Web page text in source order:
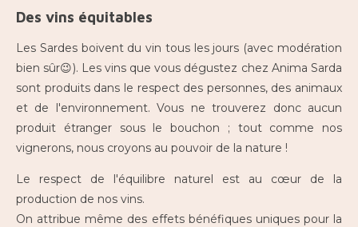
Des vins équitables
Les Sardes boivent du vin tous les jours (avec modération
bien sûr😉). Les vins que vous dégustez chez Anima Sarda
sont produits dans le respect des personnes, des animaux
et de l'environnement. Vous ne trouverez donc aucun
produit étranger sous le bouchon ; tout comme nos
vignerons, nous croyons au pouvoir de la nature !
Le respect de l'équilibre naturel est au cœur de la
production de nos vins.
On attribue même des effets bénéfiques uniques pour la